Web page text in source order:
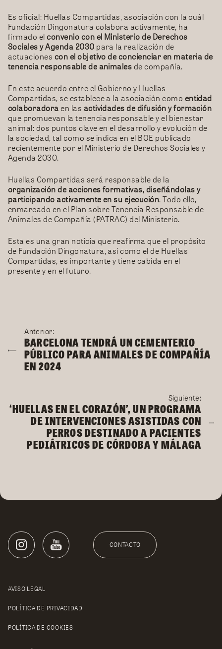
Es oficial: Huellas Compartidas, asociación con la cuál
Fundación Dingonatura colabora activamente, ha
firmado elconvenio con el Ministerio de Derechos
Sociales y Agenda 2030 para la realización de
actuaciones con el objetivo de concienciar en materia de
tenencia responsable de animalesde compañía.
En este acuerdo entre el Gobierno y Huellas
Compartidas, se establece a la asociación como entidad
colaboradoraen las actividades de difusión y formación
que promuevan la tenencia responsable y el bienestar
animal: dos puntos clave en el desarrollo y evolución de
la sociedad, tal como se indica en el BOE publicado
recientemente por el Ministerio de Derechos Sociales y
Agenda 2030.
Huellas Compartidas será responsable de la
organización de acciones formativas, diseñándolas y
participando activamente en su ejecución. Todo ello,
enmarcado en el Plan sobre Tenencia Responsable de
Animales de Compañía (PATRAC) del Ministerio.
Esta es una gran noticia que reafirma que el propósito
de Fundación Dingonatura, así como el de Huellas
Compartidas, es importante y tiene cabida en el
presente y en el futuro.
Navegación
entradas
Anterior:
BARCELONA TENDRÁ UN CEMENTERIO
PÚBLICO PARA ANIMALES DE COMPAÑÍA
EN 2024
Siguiente:
‘HUELLAS EN EL CORAZÓN’, UN PROGRAMA
DE INTERVENCIONES ASISTIDAS CON
PERROS DESTINADO A PACIENTES
PEDIÁTRICOS DE CÓRDOBA Y MÁLAGA
CONTACTO
AVISO LEGAL
POLÍTICA DE PRIVACIDAD
POLÍTICA DE COOKIES